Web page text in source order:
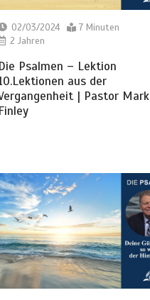
02/03/2024
7 Minuten
2 Jahren
Die Psalmen – Lektion
aus der
| Pastor Mark
Finley